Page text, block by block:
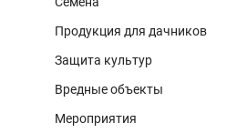
средств защиты
ещё в инвестиционных
приверженность инвестора
агроном Калинин для
демонстрационные опыты
Продукция для дачников
Защита культур
Вредные объекты
Мероприятия